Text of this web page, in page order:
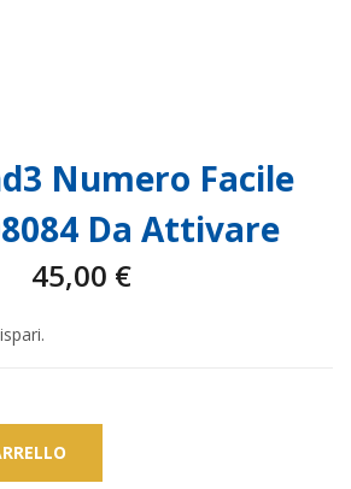
Numero Facile
Da Attivare
45,00 €